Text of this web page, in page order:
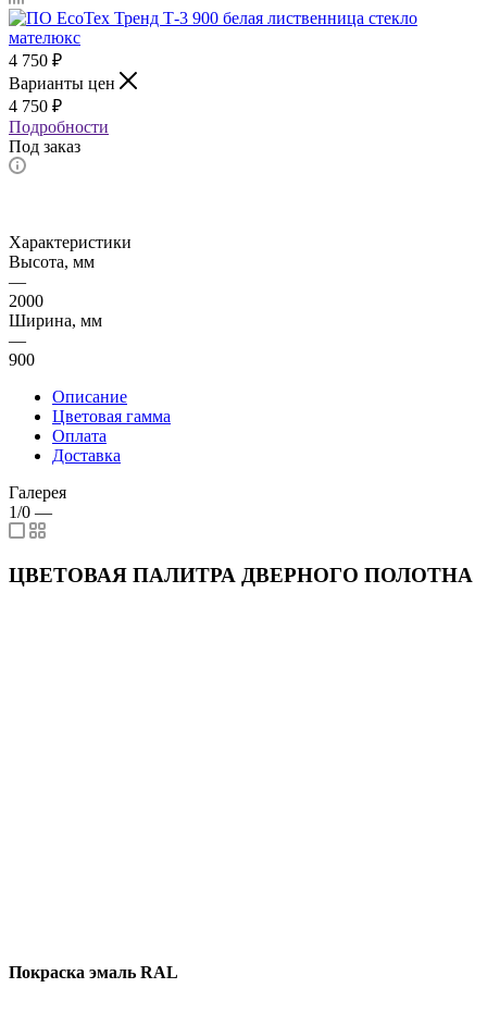
4 750 ₽
Варианты цен
4 750 ₽
Подробности
Под заказ
Характеристики
Высота, мм
—
2000
Ширина, мм
—
900
Описание
Цветовая гамма
Оплата
Доставка
Галерея
1/0 —
ЦВЕТОВАЯ ПАЛИТРА ДВЕРНОГО ПОЛОТНА
Покраска эмаль RAL